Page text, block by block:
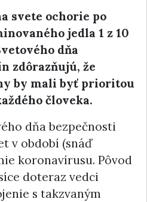
svete ochorie po
jedla 1 z 10
dňa
zdôrazňujú, že
by mali byť prioritou
človeka.
dňa bezpečnosti
v období (snáď
koronavírusu. Pôvod
doteraz vedci
s takzvaným